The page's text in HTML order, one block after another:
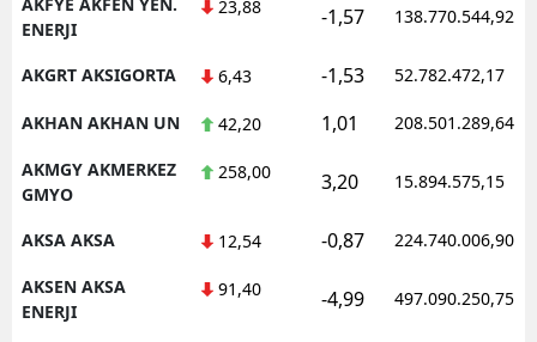
Muş
Nevşehir
Niğde
Samsun
ENERJI
23,88 -1,57 138.770.544,92
AKGRT AKSIGORTA 6,43 -1,53 52.782.472,17
AKHAN AKHAN UN 42,20 1,01 208.501.289,64
AKMGY AKMERKEZ
GMYO
258,00 3,20 15.894.575,15
AKSA AKSA 12,54 -0,87 224.740.006,90
AKSEN AKSA
ENERJI
91,40 -4,99 497.090.250,75